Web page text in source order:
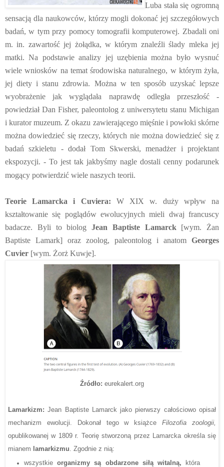
Luba stała się ogromną
sensacją dla naukowców, którzy mogli dokonać jej szczegółowych
badań, w tym przy pomocy tomografii komputerowej. Zbadali oni
m. in. zawartość jej żołądka, w którym znaleźli ślady mleka jej
matki. Na podstawie analizy jej uzębienia można było wysnuć
wiele wniosków na temat środowiska naturalnego, w którym żyła,
jej diety i stanu zdrowia. Można w ten sposób uzyskać lepsze
wyobrażenie jak wyglądała naprawdę odległa przeszłość -
powiedział Dan Fisher, paleontolog z uniwersytetu stanu Michigan
i kurator muzeum. Z okazu zawierającego mięśnie i powłoki skórne
można dowiedzieć się rzeczy, których nie można dowiedzieć się z
badań szkieletu - dodał Tom Skwerski, menadżer i projektant
ekspozycji. - To jest tak jakbyśmy nagle dostali cenny podarunek
mogący potwierdzić wiele naszych teorii.
Teorie Lamarcka i Cuviera: W XIX w. duży wpływ na
kształtowanie się poglądów ewolucyjnych mieli dwaj francuscy
badacze. Byli to biolog Jean Baptiste Lamarck [wym. Żan
Baptiste Lamark] oraz zoolog, paleontolog i anatom Georges
Cuvier [wym. Żorż Kuwje].
Źródło: eurekalert.org
Lamarkizm:Jean Baptiste Lamarck jako pierwszy całościowo opisał
mechanizm ewolucji. Dokonał tego w książceFilozofia zoologii,
opublikowanej w 1809 r. Teorię stworzoną przez Lamarcka określa się
mianem lamarkizmu . Zgodnie z nią:
wszystkie organizmy są obdarzone siłą witalną,
która